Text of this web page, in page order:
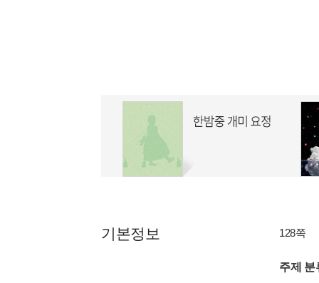
기본정보 128쪽
주제 분